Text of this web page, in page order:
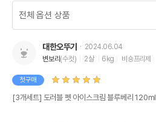
대한오뚜기
2024.06.04
변보리 (수컷) 2살 6kg 비숑프리제
첫구매
[3개세트] 도러블 펫 아이스크림 블루베리 120ml